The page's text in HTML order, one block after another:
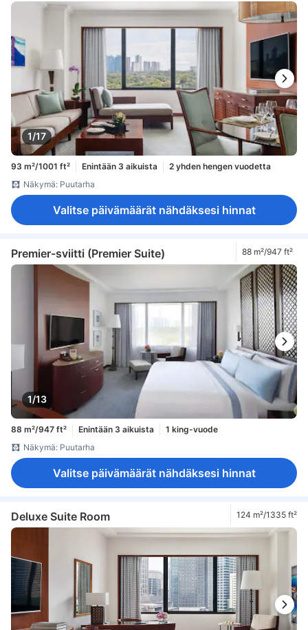
1/17
93 m²/1001 ft² Enintään 3 aikuista
2 yhden hengen vuodetta
Näkymä: Puutarha
Valitse päivämäärät nähdäksesi hinnat
Premier-sviitti (Premier Suite) 88 m²/947 ft²
1/13
88 m²/947 ft² Enintään 3 aikuista
1 king-vuode
Näkymä: Puutarha
Valitse päivämäärät nähdäksesi hinnat
Deluxe Suite Room 124 m²/1335 ft²